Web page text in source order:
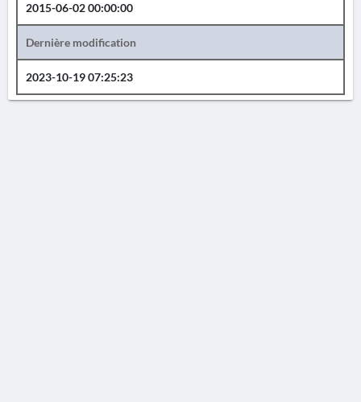
2015-06-02 00:00:00
Dernière modification
2023-10-19 07:25:23